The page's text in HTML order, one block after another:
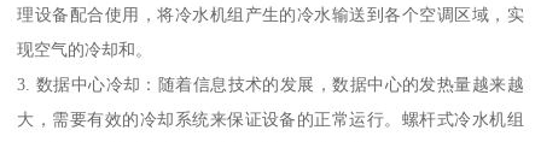
理设备配合使用，将冷水机组产生的冷水输送到各个空调区域，实
现空气的冷却和。
3. 数据中心冷却：随着信息技术的发展，数据中心的发热量越来越
大，需要有效的冷却系统来保证设备的正常运行。螺杆式冷水机组